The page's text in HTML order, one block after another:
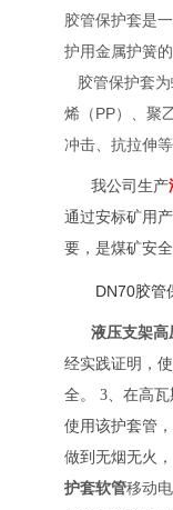
胶管保护套是
护用金属护簧
胶管保护套为
烯（PP）、聚
冲击、抗拉伸
我公司生产
通过安标矿用
要，是煤矿安
DN70胶
液压支架高
经实践证明，
全。 3、在高
使用该护套管
做到无烟无火
护套软管移动